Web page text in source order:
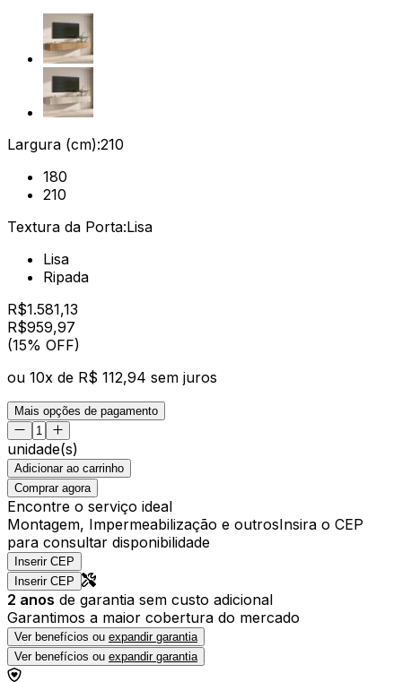
Largura (cm):210
180
210
Textura da Porta:Lisa
Lisa
Ripada
R$1.581,13
R$959,97
(15% OFF)
ou 10x de R$ 112,94 sem juros
Mais opções de pagamento
unidade(s)
Adicionar ao carrinho
Comprar agora
Encontre o serviço ideal
Montagem, Impermeabilização e outrosInsira o CEP
para consultar disponibilidade
Inserir CEP
Inserir CEP
2 anos de garantia sem custo adicional
Garantimos a maior cobertura do mercado
Ver benefícios ou expandir garantia
Ver benefícios ou expandir garantia